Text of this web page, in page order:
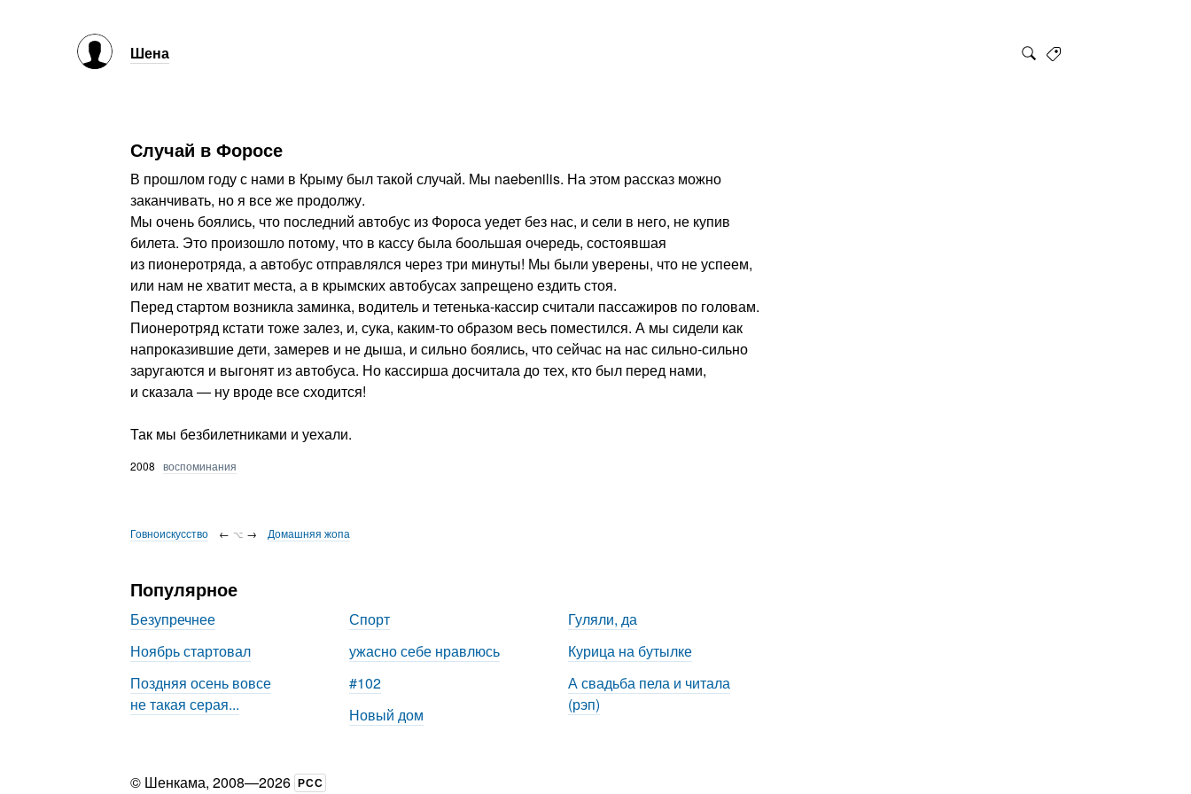
Шена
Случай в Форосе
В прошлом году с нами в Крыму был такой случай. Мы naebenilis. На этом рассказ можно
заканчивать, но я все же продолжу.
Мы очень боялись, что последний автобус из Фороса уедет без нас, и сели в него, не купив
билета. Это произошло потому, что в кассу была боольшая очередь, состоявшая
из пионеротряда, а автобус отправлялся через три минуты! Мы были уверены, что не успеем,
или нам не хватит места, а в крымских автобусах запрещено ездить стоя.
Перед стартом возникла заминка, водитель и тетенька-кассир считали пассажиров по головам.
Пионеротряд кстати тоже залез, и, сука, каким-то образом весь поместился. А мы сидели как
напроказившие дети, замерев и не дыша, и сильно боялись, что сейчас на нас сильно-сильно
заругаются и выгонят из автобуса. Но кассирша досчитала до тех, кто был перед нами,
и сказала — ну вроде все сходится!
Так мы безбилетниками и уехали.
2008 воспоминания
Говноискусство ← ⌥ → Домашняя жопа
Популярное
Безупречнее
Ноябрь стартовал
Поздняя осень вовсе
не такая серая...
Спорт
ужасно себе нравлюсь
#102
Новый дом
Гуляли, да
Курица на бутылке
А свадьба пела и читала
(рэп)
© Шенкама, 2008—2026 РСС